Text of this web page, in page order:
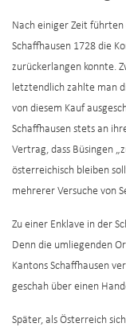
Nach einiger Zeit
Schaffhausen 1728 die
zurückerlangen konnte.
letztendlich zahlte man
von diesem Kauf
Schaffhausen stets an
Vertrag, dass Büsingen
österreichisch bleiben
mehrerer Versuche von
Zu einer Enklave in der
Denn die umliegenden
Kantons Schaffhausen
geschah über einen
Später, als Österreich